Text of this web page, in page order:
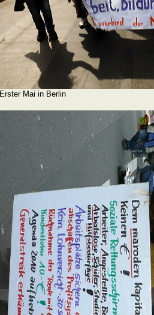
Erster Mai in Berlin